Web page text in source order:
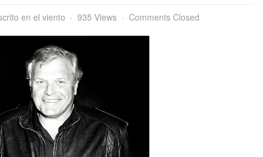
en el viento 935 Views Comments Closed